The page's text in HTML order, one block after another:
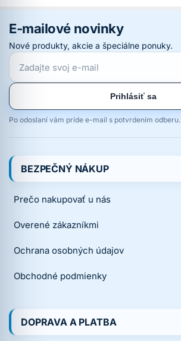
E-mailové novinky
Nové produkty, akcie a špeciálne ponuky.
Prihlásiť sa
Po odoslaní vám príde e-mail s potvrdením odberu.
BEZPEČNÝ NÁKUP
Prečo nakupovať u nás
Overené zákazníkmi
Ochrana osobných údajov
Obchodné podmienky
DOPRAVA A PLATBA